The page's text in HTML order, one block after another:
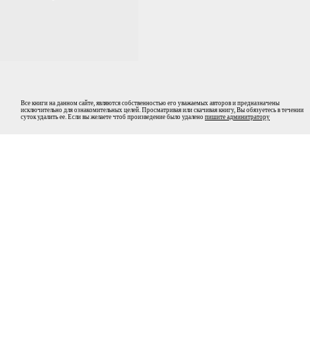
Все книги на данном сайте, являются собственностью его уважаемых авторов и предназначены
исключительно для ознакомительных целей. Просматривая или скачивая книгу, Вы обязуетесь в течении
суток удалить ее. Если вы желаете чтоб произведение было удалено пишите админитратору